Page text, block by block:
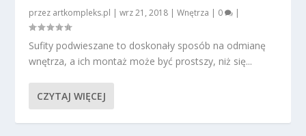
przez artkompleks.pl |wrz 21, 2018 |Wnętrza | 0 |
Sufity podwieszane to doskonały sposób na odmianę
wnętrza, a ich montaż może być prostszy, niż się...
CZYTAJ WIĘCEJ